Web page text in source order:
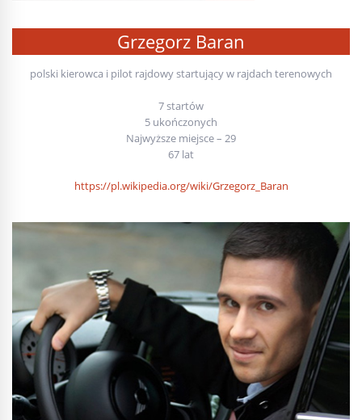
Grzegorz Baran
polski kierowca i pilot rajdowy startujący w rajdach terenowych
7 startów
5 ukończonych
Najwyższe miejsce – 29
67 lat
https://pl.wikipedia.org/wiki/Grzegorz_Baran